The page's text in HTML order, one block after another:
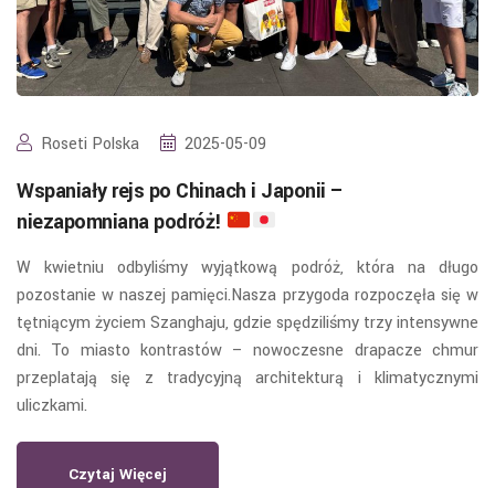
Roseti Polska 2025-05-09
Wspaniały rejs po Chinach i Japonii –
niezapomniana podróż!
W kwietniu odbyliśmy wyjątkową podróż, która na długo
pozostanie w naszej pamięci.Nasza przygoda rozpoczęła się w
tętniącym życiem Szanghaju, gdzie spędziliśmy trzy intensywne
dni. To miasto kontrastów – nowoczesne drapacze chmur
przeplatają się z tradycyjną architekturą i klimatycznymi
uliczkami.
Czytaj Więcej